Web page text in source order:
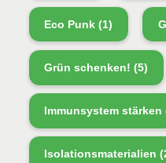
Eco Punk (1)
Grün schenken! (5)
Immunsystem stärken
Isolationsmaterialien